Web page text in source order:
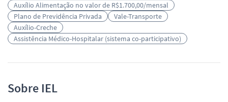
Auxílio Alimentação no valor de R$1.700,00/mensal
Plano de Previdência Privada
Vale-Transporte
Auxílio-Creche
Assistência Médico-Hospitalar (sistema co-participativo)
Sobre IEL